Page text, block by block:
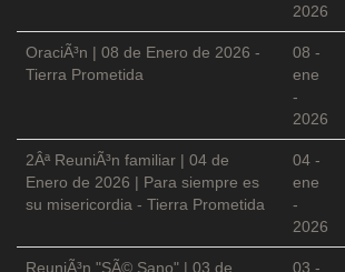
2026
OraciÃ³n | 08 de Enero de 2026 -
Tierra Prometida
08 -
ene
-
2026
2Âª ReuniÃ³n familiar | 04 de
Enero de 2026 | Para siempre es
su misericordia - Tierra Prometida
04 -
ene
-
2026
ReuniÃ³n "SÃ© Sano" | 03 de
03 -